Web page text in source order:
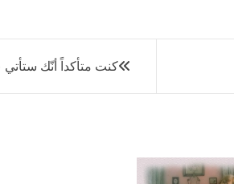
كنت متأكداً أنّك